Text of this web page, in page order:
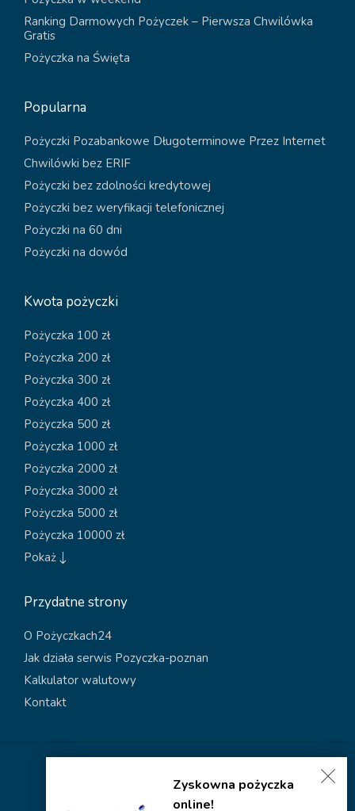
Zyskowna pożyczka
online!
Ranking Darmowych Pożyczek – Pierwsza Chwilówka
Gratis
Pożyczka na Święta
Popularna
Pożyczki Pozabankowe Długoterminowe Przez Internet
Chwilówki bez ERIF
Pożyczki bez zdolności kredytowej
Pożyczki bez weryfikacji telefonicznej
Pożyczki na 60 dni
Pożyczki na dowód
Kwota pożyczki
Pożyczka 100 zł
Pożyczka 200 zł
Pożyczka 300 zł
Pożyczka 400 zł
Pożyczka 500 zł
Pożyczka 1000 zł
Pożyczka 2000 zł
Pożyczka 3000 zł
Pożyczka 5000 zł
Pożyczka 10000 zł
Pokaż
Przydatne strony
O Pożyczkach24
Jak działa serwis Pozyczka-poznan
Kalkulator walutowy
Kontakt
Polityka prywatności